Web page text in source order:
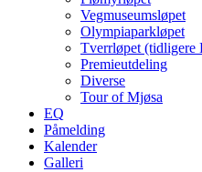
Vegmuseumsløpet
Olympiaparkløpet
Tverrløpet (tidligere
Premieutdeling
Diverse
Tour of Mjøsa
EQ
Påmelding
Kalender
Galleri